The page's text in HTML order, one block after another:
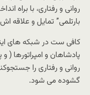
روانی و رفتاری، با براه
بارتلمی” تمایل و علاقه
کافی ست در شبکه های
پادشاهان و امپراتورها ( و
روانی و رفتاری را
گشوده می شود.